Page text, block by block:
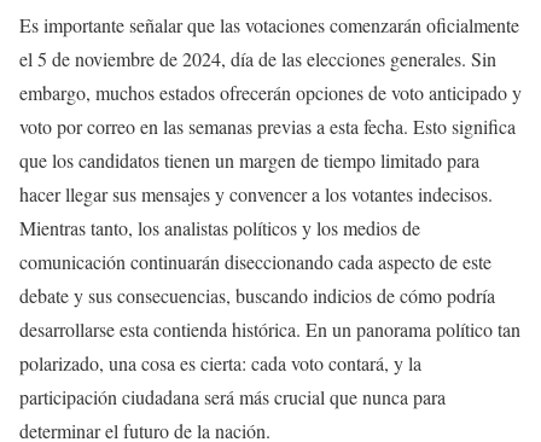
Es importante señalar que las votaciones comenzarán oficialmente
el 5 de noviembre de 2024, día de las elecciones generales. Sin
embargo, muchos estados ofrecerán opciones de voto anticipado y
voto por correo en las semanas previas a esta fecha. Esto significa
que los candidatos tienen un margen de tiempo limitado para
hacer llegar sus mensajes y convencer a los votantes indecisos.
Mientras tanto, los analistas políticos y los medios de
comunicación continuarán diseccionando cada aspecto de este
debate y sus consecuencias, buscando indicios de cómo podría
desarrollarse esta contienda histórica. En un panorama político tan
polarizado, una cosa es cierta: cada voto contará, y la
participación ciudadana será más crucial que nunca para
determinar el futuro de la nación.